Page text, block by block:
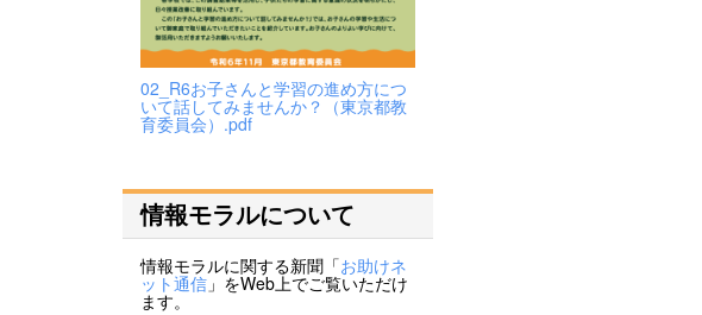
02_R6お子さんと学習の進め方につ
いて話してみませんか？（東京都教
育委員会）.pdf
情報モラルについて
情報モラルに関する新聞「お助けネ
ット通信 」をWeb上でご覧いただけ
ます。